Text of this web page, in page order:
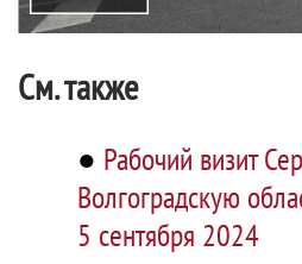
См. также
● Рабочий визит
Волгоградскую
5 сентября 2024